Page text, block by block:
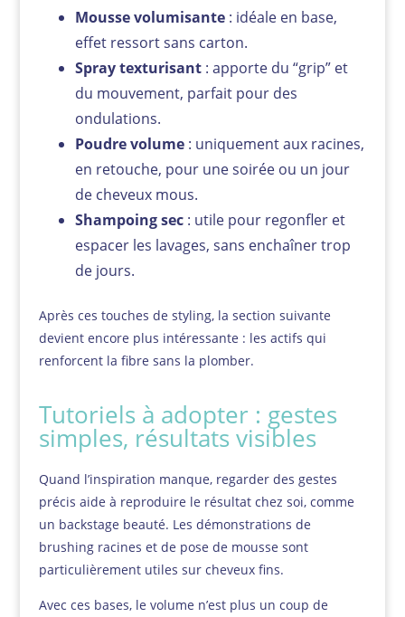
Mousse volumisante: idéale en base,
effet ressort sans carton.
Spray texturisant: apporte du “grip” et
du mouvement, parfait pour des
ondulations.
Poudre volume: uniquement aux racines,
en retouche, pour une soirée ou un jour
de cheveux mous.
Shampoing sec: utile pour regonfler et
espacer les lavages, sans enchaîner trop
de jours.
Après ces touches de styling, la section suivante
devient encore plus intéressante : les actifs qui
renforcent la fibre sans la plomber.
Tutoriels à adopter : gestes
simples, résultats visibles
Quand l’inspiration manque, regarder des gestes
précis aide à reproduire le résultat chez soi, comme
un backstage beauté. Les démonstrations de
brushing racines et de pose de mousse sont
particulièrement utiles sur cheveux fins.
Avec ces bases, le volume n’est plus un coup de